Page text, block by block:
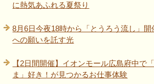
に熱気あふれる夏祭り
8月6日今夜18時から「とうろう流し」
への願いを託す光
【2日間開催】イオンモール広島府中で
ま」好き！が見つかるお仕事体験